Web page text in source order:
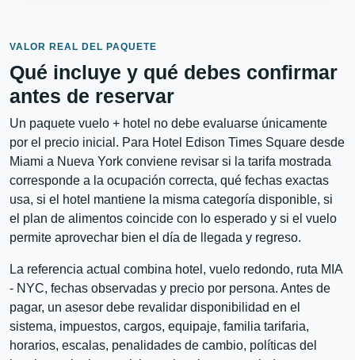
VALOR REAL DEL PAQUETE
Qué incluye y qué debes confirmar
antes de reservar
Un paquete vuelo + hotel no debe evaluarse únicamente
por el precio inicial. Para Hotel Edison Times Square desde
Miami a Nueva York conviene revisar si la tarifa mostrada
corresponde a la ocupación correcta, qué fechas exactas
usa, si el hotel mantiene la misma categoría disponible, si
el plan de alimentos coincide con lo esperado y si el vuelo
permite aprovechar bien el día de llegada y regreso.
La referencia actual combina hotel, vuelo redondo, ruta MIA
- NYC, fechas observadas y precio por persona. Antes de
pagar, un asesor debe revalidar disponibilidad en el
sistema, impuestos, cargos, equipaje, familia tarifaria,
horarios, escalas, penalidades de cambio, políticas del